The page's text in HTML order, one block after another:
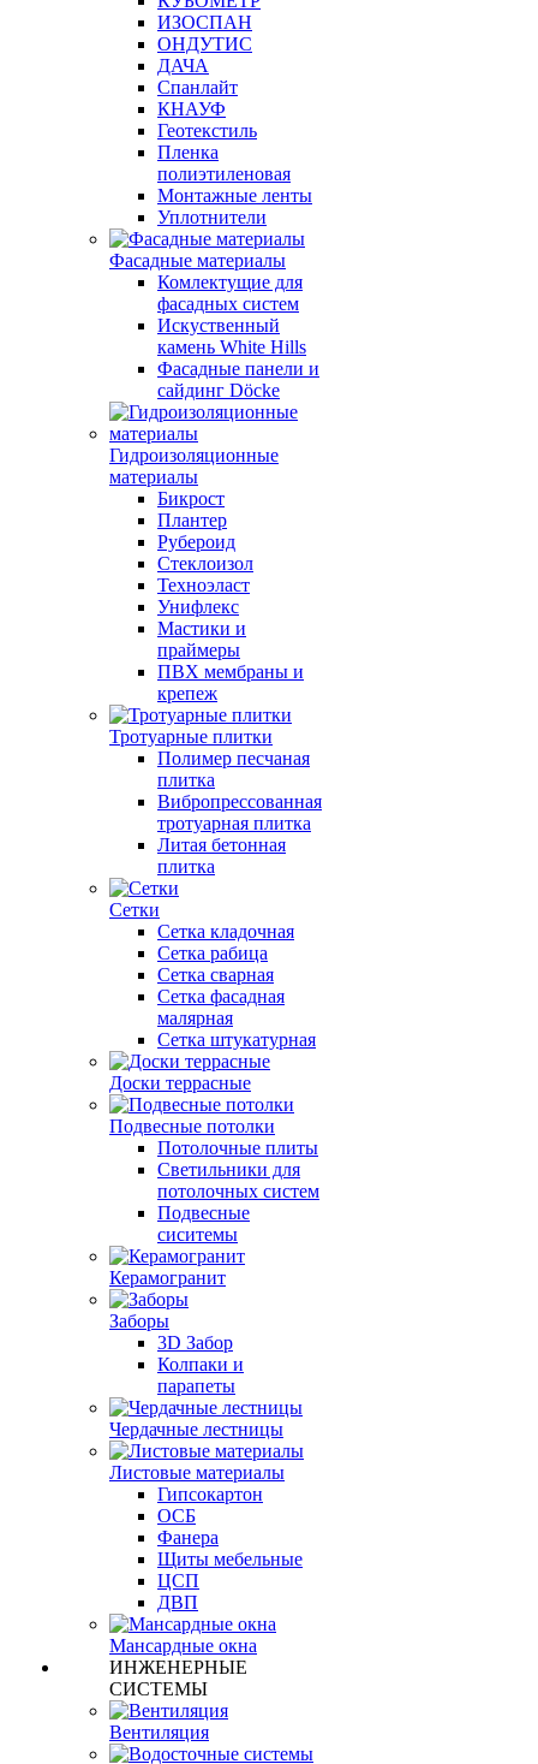
ИЗОСПАН
ОНДУТИС
ДАЧА
Спанлайт
КНАУФ
Геотекстиль
Пленка
полиэтиленовая
Монтажные ленты
Уплотнители
Фасадные материалы
Комлектущие для
фасадных систем
Искуственный
камень White Hills
Фасадные панели и
сайдинг Döcke
Гидроизоляционные
материалы
Бикрост
Плантер
Рубероид
Стеклоизол
Техноэласт
Унифлекс
Мастики и
праймеры
ПВХ мембраны и
крепеж
Тротуарные плитки
Полимер песчаная
плитка
Вибропрессованная
тротуарная плитка
Литая бетонная
плитка
Сетки
Сетка кладочная
Сетка рабица
Сетка сварная
Сетка фасадная
малярная
Сетка штукатурная
Доски террасные
Подвесные потолки
Потолочные плиты
Светильники для
потолочных систем
Подвесные
сиситемы
Керамогранит
Заборы
3D Забор
Колпаки и
парапеты
Чердачные лестницы
Листовые материалы
Гипсокартон
ОСБ
Фанера
Щиты мебельные
ЦСП
ДВП
Мансардные окна
ИНЖЕНЕРНЫЕ
СИСТЕМЫ
Вентиляция